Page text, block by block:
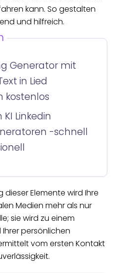
kann. So gestalten
und hilfreich.
Generator mit
in Lied
kostenlos
Linkedin
-schnell
Elemente wird Ihre
Medien mehr als nur
sie wird zu einem
persönlichen
vom ersten Kontakt